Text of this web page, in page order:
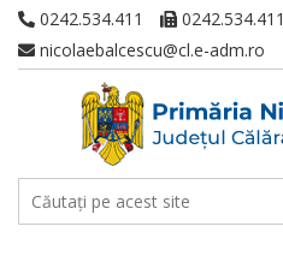
0242.534.411
0242.534.411
nicolaebalcescu@cl.e-adm.ro